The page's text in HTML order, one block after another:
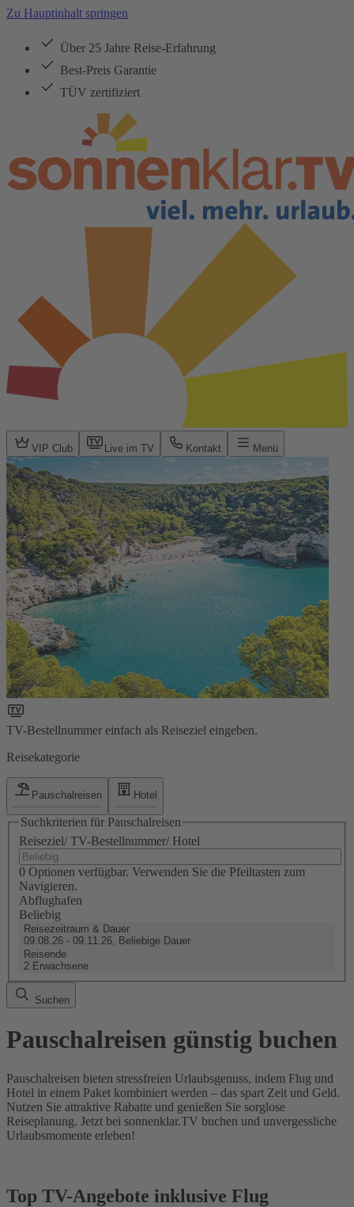
Zu Hauptinhalt springen
Über 25 Jahre Reise-Erfahrung
Best-Preis Garantie
TÜV zertifiziert
VIP Club Live im TV Kontakt Menü
TV-Bestellnummer einfach als Reiseziel eingeben.
Reisekategorie
Pauschalreisen Hotel
Suchkriterien für Pauschalreisen
Reiseziel/ TV-Bestellnummer/ Hotel
0 Optionen verfügbar. Verwenden Sie die Pfeiltasten zum
Navigieren.
Abflughafen
Beliebig
Reisezeitraum & Dauer
09.08.26 - 09.11.26, Beliebige Dauer
Reisende
2 Erwachsene
Suchen
Pauschalreisen günstig buchen
Pauschalreisen bieten stressfreien Urlaubsgenuss, indem Flug und
Hotel in einem Paket kombiniert werden – das spart Zeit und Geld.
Nutzen Sie attraktive Rabatte und genießen Sie sorglose
Reiseplanung. Jetzt bei sonnenklar.TV buchen und unvergessliche
Urlaubsmomente erleben!
Top TV-Angebote inklusive Flug